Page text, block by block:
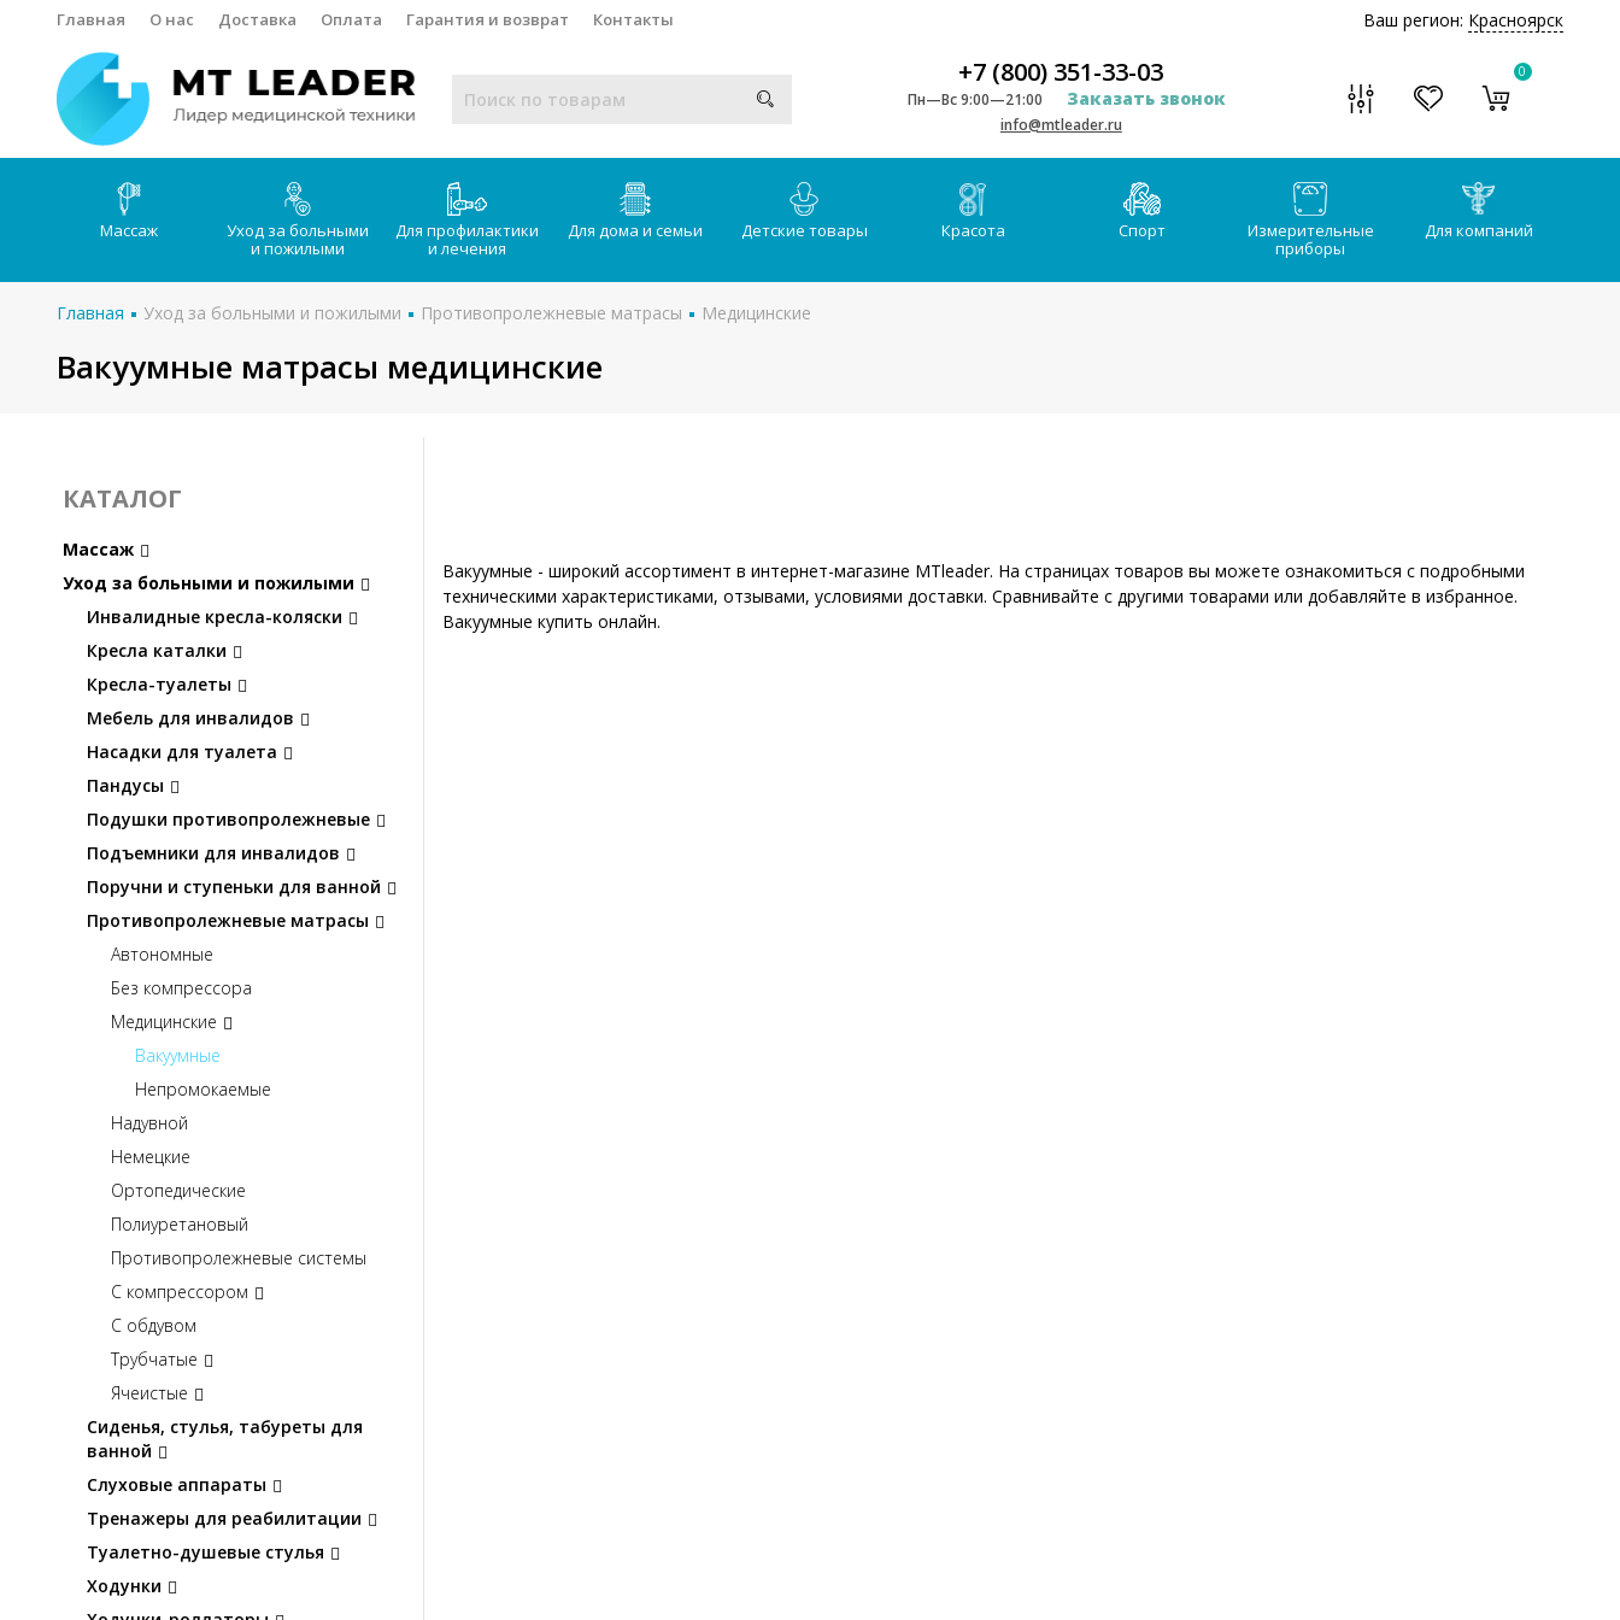
Главная О нас Доставка Оплата Гарантия и возврат Контакты Ваш регион: Красноярск
+7 (800) 351-33-03
Пн—Вс 9:00—21:00 Заказать звонок
info@mtleader.ru
0
Массаж
Уход за больными
и пожилыми
Для профилактики
и лечения
Для дома и семьи Детские товары Красота Спорт
Измерительные
приборы
Для компаний
Главная Уход за больными и пожилыми Противопролежневые матрасы Медицинские
Вакуумные матрасы медицинские
КАТАЛОГ
Массаж
Уход за больными и пожилыми
Инвалидные кресла-коляски
Кресла каталки
Кресла-туалеты
Мебель для инвалидов
Насадки для туалета
Пандусы
Подушки противопролежневые
Подъемники для инвалидов
Поручни и ступеньки для ванной
Противопролежневые матрасы
Автономные
Без компрессора
Медицинские
Вакуумные
Непромокаемые
Надувной
Немецкие
Ортопедические
Полиуретановый
Противопролежневые системы
С компрессором
С обдувом
Трубчатые
Ячеистые
Сиденья, стулья, табуреты для
ванной
Слуховые аппараты
Тренажеры для реабилитации
Туалетно-душевые стулья
Ходунки
Вакуумные - широкий ассортимент в интернет-магазине MTleader. На страницах товаров вы можете ознакомиться с подробными
техническими характеристиками, отзывами, условиями доставки. Сравнивайте с другими товарами или добавляйте в избранное.
Вакуумные купить онлайн.